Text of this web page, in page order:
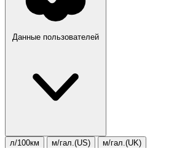
Данные пользователей
л/100км м/гал.(US) м/гал.(UK)